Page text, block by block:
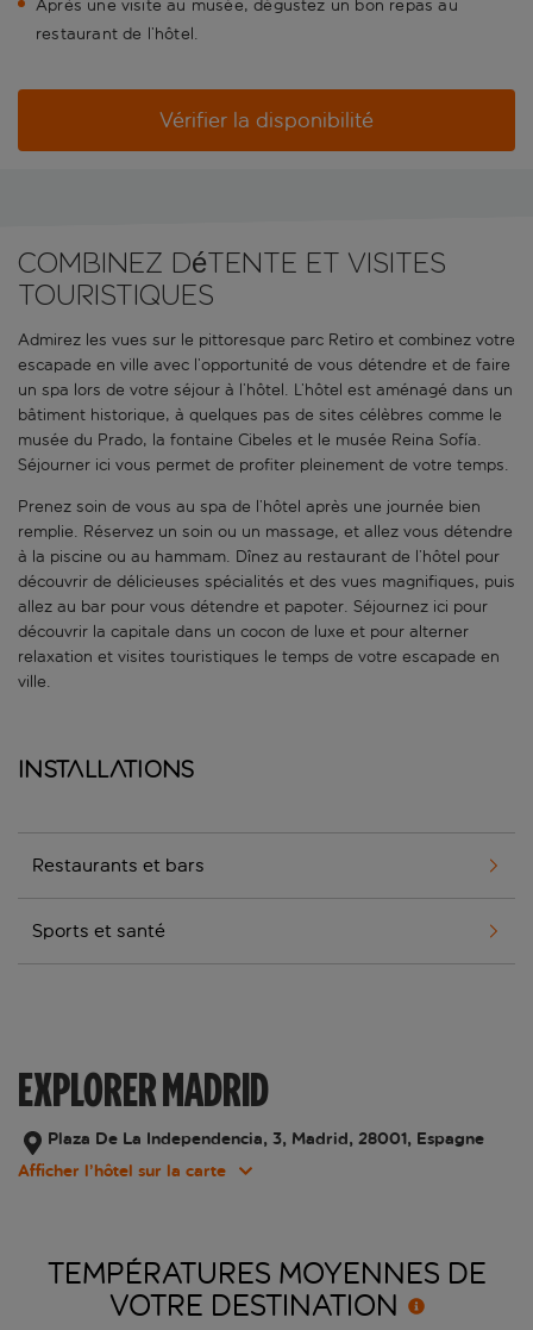
Après une visite au musée, dégustez un bon repas au
restaurant de l’hôtel.
Vérifier la disponibilité
Combinez détente et visites
touristiques
Admirez les vues sur le pittoresque parc Retiro et combinez votre
escapade en ville avec l’opportunité de vous détendre et de faire
un spa lors de votre séjour à l’hôtel. L’hôtel est aménagé dans un
bâtiment historique, à quelques pas de sites célèbres comme le
musée du Prado, la fontaine Cibeles et le musée Reina Sofía.
Séjourner ici vous permet de profiter pleinement de votre temps.
Prenez soin de vous au spa de l’hôtel après une journée bien
remplie. Réservez un soin ou un massage, et allez vous détendre
à la piscine ou au hammam. Dînez au restaurant de l’hôtel pour
découvrir de délicieuses spécialités et des vues magnifiques, puis
allez au bar pour vous détendre et papoter. Séjournez ici pour
découvrir la capitale dans un cocon de luxe et pour alterner
relaxation et visites touristiques le temps de votre escapade en
ville.
Installations
Restaurants et bars
Sports et santé
EXPLORER MADRID
Plaza De La Independencia, 3, Madrid, 28001, Espagne
Afficher l’hôtel sur la carte
TEMPÉRATURES MOYENNES DE
VOTRE DESTINATION